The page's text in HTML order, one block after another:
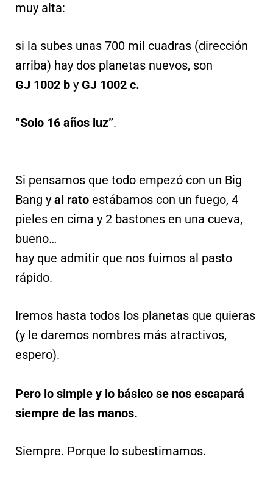
muy alta:
si la subes unas 700 mil cuadras (dirección
arriba) hay dos planetas nuevos, son
GJ 1002 b y GJ 1002 c.
“Solo 16 años luz”.
Si pensamos que todo empezó con un Big
Bang y al rato estábamos con un fuego, 4
pieles en cima y 2 bastones en una cueva,
bueno…
hay que admitir que nos fuimos al pasto
rápido.
Iremos hasta todos los planetas que quieras
(y le daremos nombres más atractivos,
espero).
Pero lo simple y lo básico se nos escapará
siempre de las manos.
Siempre. Porque lo subestimamos.